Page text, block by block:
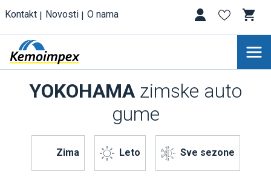
Kontakt Novosti O nama
Zima Leto Sve sezone
YOKOHAMAzimske auto
gume